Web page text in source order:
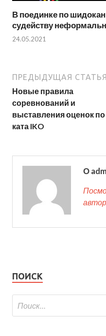
В поединке по
судейству
24.05.2021
ПРЕДЫДУЩАЯ СТАТЬЯ
Новые правила
соревнований и
выставления оценок по
ката IKO
О
ПОИСК